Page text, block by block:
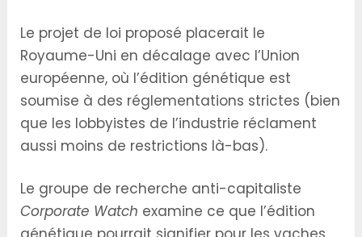
Le projet de loi proposé placerait le
Royaume-Uni en décalage avec l’Union
européenne, où l’édition génétique est
soumise à des réglementations strictes (bien
que les lobbyistes de l’industrie réclament
aussi moins de restrictions là-bas).
Le groupe de recherche anti-capitaliste
Corporate Watch examine ce que l’édition